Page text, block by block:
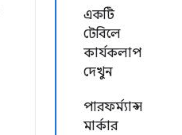
একটি
টেবিলে
কার্যকলাপ
দেখুন
পারফর্ম্যান্স
মার্কার